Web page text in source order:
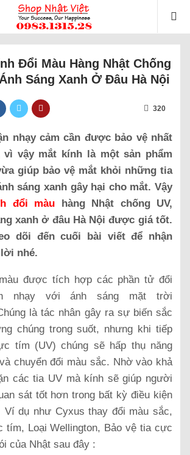
Đổi Màu Hàng Nhật Chống
Sáng Xanh Ở Đâu Hà Nội
320
nhạy cảm cần được bảo vệ nhất
vậy mắt kính là một sản phẩm
giúp bảo vệ mắt khỏi những tia
sáng xanh gây hại cho mắt. Vậy
đổi màu hàng Nhật chống UV,
xanh ở đâu Hà Nội được giá tốt.
dõi đến cuối bài viết để nhận
nhé.
được tích hợp các phần tử đổi
nhạy với ánh sáng mặt trời
là tác nhân gây ra sự biến sắc
chúng trong suốt, nhưng khi tiếp
tím (UV) chúng sẽ hấp thụ năng
chuyển đổi màu sắc. Nhờ vào khả
các tia UV mà kính sẽ giúp người
sát tốt hơn trong bất kỳ điều kiện
Ví dụ như Cyxus thay đổi màu sắc,
tím, Loại Wellington, Bảo vệ tia cực
của Nhật sau đây :